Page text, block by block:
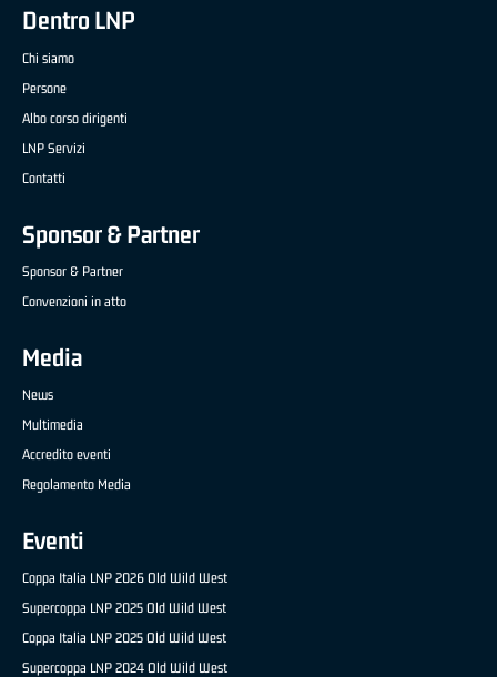
Dentro LNP
Chi siamo
Persone
Albo corso dirigenti
LNP Servizi
Contatti
Sponsor & Partner
Sponsor & Partner
Convenzioni in atto
Media
News
Multimedia
Accredito eventi
Regolamento Media
Eventi
Coppa Italia LNP 2026 Old Wild West
Supercoppa LNP 2025 Old Wild West
Coppa Italia LNP 2025 Old Wild West
Supercoppa LNP 2024 Old Wild West